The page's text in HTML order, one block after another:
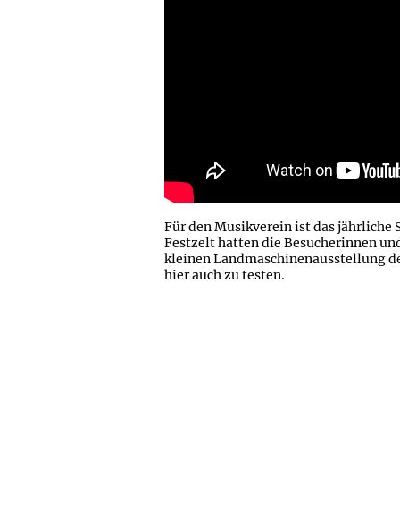
Für den Musikverein ist das
Festzelt hatten die Besucherinnen
kleinen Landmaschinenausstellung
hier auch zu testen.